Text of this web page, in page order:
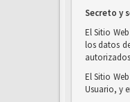
Secreto y
El Sitio
los datos
El Sitio
Usuario, y